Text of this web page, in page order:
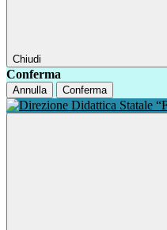
Chiudi
Conferma
Annulla Conferma